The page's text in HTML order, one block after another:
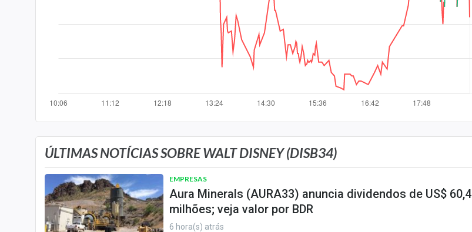
Conteúdo de Marca
Expediente
ÚLTIMAS NOTÍCIAS SOBRE WALT DISNEY (DISB34)
EMPRESAS
Aura Minerals (AURA33) anuncia dividendos de US$ 60,4
milhões; veja valor por BDR
6 hora(s) atrás